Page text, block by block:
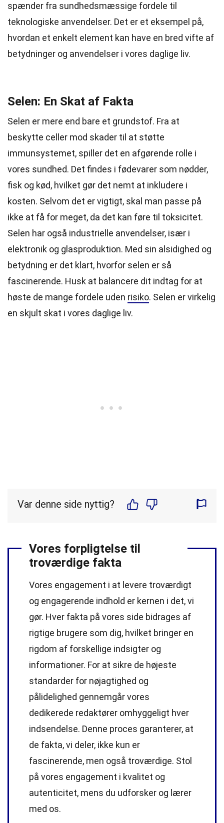
spænder fra sundhedsmæssige fordele til
teknologiske anvendelser. Det er et eksempel på,
hvordan et enkelt element kan have en bred vifte af
betydninger og anvendelser i vores daglige liv.
Selen: En Skat af Fakta
Selen er mere end bare et grundstof. Fra at
beskytte celler mod skader til at støtte
immunsystemet, spiller det en afgørende rolle i
vores sundhed. Det findes i fødevarer som nødder,
fisk og kød, hvilket gør det nemt at inkludere i
kosten. Selvom det er vigtigt, skal man passe på
ikke at få for meget, da det kan føre til toksicitet.
Selen har også industrielle anvendelser, især i
elektronik og glasproduktion. Med sin alsidighed og
betydning er det klart, hvorfor selen er så
fascinerende. Husk at balancere dit indtag for at
høste de mange fordele uden risiko. Selen er virkelig
en skjult skat i vores daglige liv.
Var denne side nyttig?
Vores forpligtelse til
troværdige fakta
Vores engagement i at levere troværdigt
og engagerende indhold er kernen i det, vi
gør. Hver fakta på vores side bidrages af
rigtige brugere som dig, hvilket bringer en
rigdom af forskellige indsigter og
informationer. For at sikre de højeste
standarder for nøjagtighed og
pålidelighed gennemgår vores
dedikerede redaktører omhyggeligt hver
indsendelse. Denne proces garanterer, at
de fakta, vi deler, ikke kun er
fascinerende, men også troværdige. Stol
på vores engagement i kvalitet og
autenticitet, mens du udforsker og lærer
med os.